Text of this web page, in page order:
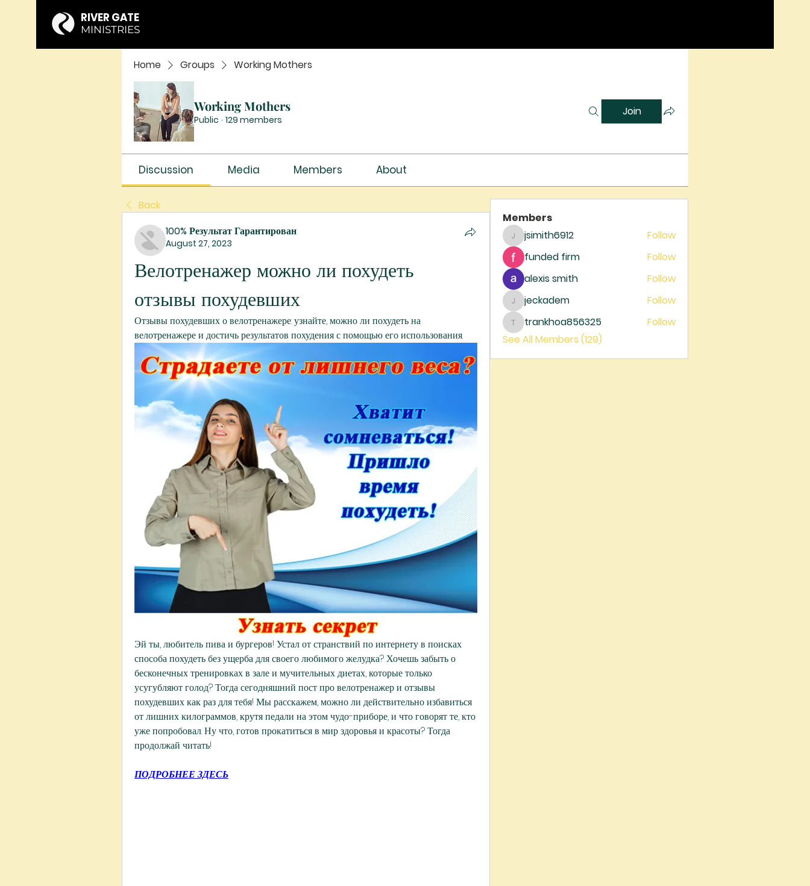
RIVER GATE
MINISTRIES
Home Groups Working Mothers
Working Mothers
Public · 129 members
Join
Discussion Media Members About
Back
100% Результат Гарантирован
August 27, 2023
Велотренажер можно ли похудеть
отзывы похудевших
Отзывы похудевших о велотренажере: узнайте, можно ли похудеть на
велотренажере и достичь результатов похудения с помощью его использования.
Эй ты, любитель пива и бургеров! Устал от странствий по интернету в поисках
способа похудеть без ущерба для своего любимого желудка? Хочешь забыть о
бесконечных тренировках в зале и мучительных диетах, которые только
усугубляют голод? Тогда сегодняшний пост про велотренажер и отзывы
похудевших как раз для тебя! Мы расскажем, можно ли действительно избавиться
от лишних килограммов, крутя педали на этом чудо-приборе, и что говорят те, кто
уже попробовал. Ну что, готов прокатиться в мир здоровья и красоты? Тогда
продолжай читать!
ПОДРОБНЕЕ ЗДЕСЬ
Members
jsimith6912
jsimith6912
Follow
funded firm
Follow
alexis smith
Follow
jeckadem
jeckadem Follow
trankhoa856325
trankhoa856325
Follow
See All Members (129)